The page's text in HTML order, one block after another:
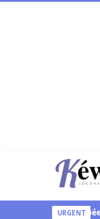
Aller au contenu
Kéwoulo,
URGENT
Ndour inculpée pour